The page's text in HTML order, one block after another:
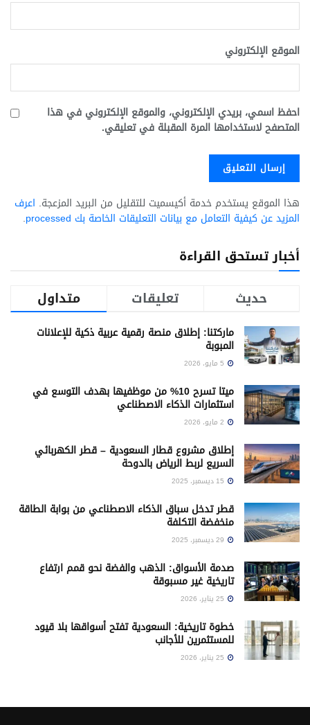
الموقع الإلكتروني
احفظ اسمي، بريدي الإلكتروني، والموقع الإلكتروني في هذا
المتصفح لاستخدامها المرة المقبلة في تعليقي.
هذا الموقع يستخدم خدمة أكيسميت للتقليل من البريد المزعجة. اعرف
المزيد عن كيفية التعامل مع بيانات التعليقات الخاصة بك processed
.
أخبار تستحق القراءة
متداول
تعليقات حديث
ماركتنا: إطلاق منصة رقمية عربية ذكية للإعلانات
المبوبة
ميتا تسرح 10% من موظفيها بهدف التوسع في
استثمارات الذكاء الاصطناعي
إطلاق مشروع قطار السعودية – قطر الكهربائي
السريع لربط الرياض بالدوحة
قطر تدخل سباق الذكاء الاصطناعي من بوابة الطاقة
منخفضة التكلفة
صدمة الأسواق: الذهب والفضة نحو قمم ارتفاع
تاريخية غير مسبوقة
خطوة تاريخية: السعودية تفتح أسواقها بلا قيود
للمستثمرين للأجانب